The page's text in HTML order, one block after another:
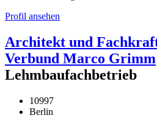
Profil ansehen
Architekt und
Verbund Marco Grimm
Lehmbaufachbetrieb
10997
Berlin